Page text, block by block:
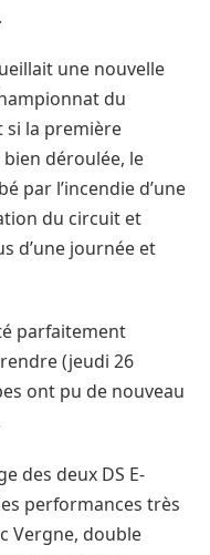
.
une nouvelle
du
si la première
bien déroulée, le
par l’incendie d’une
du circuit et
d’une journée et
parfaitement
(jeudi 26
ont pu de nouveau
des deux DS E-
performances très
Vergne, double